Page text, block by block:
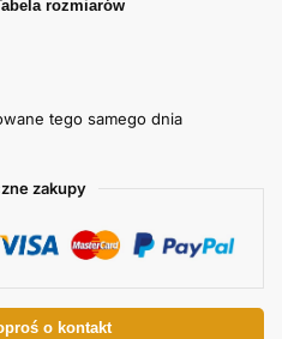
rozmiarów
tego samego dnia
zakupy
o kontakt